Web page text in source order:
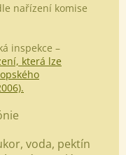
nařízení komise
inspekce –
která lze
voda, pektín